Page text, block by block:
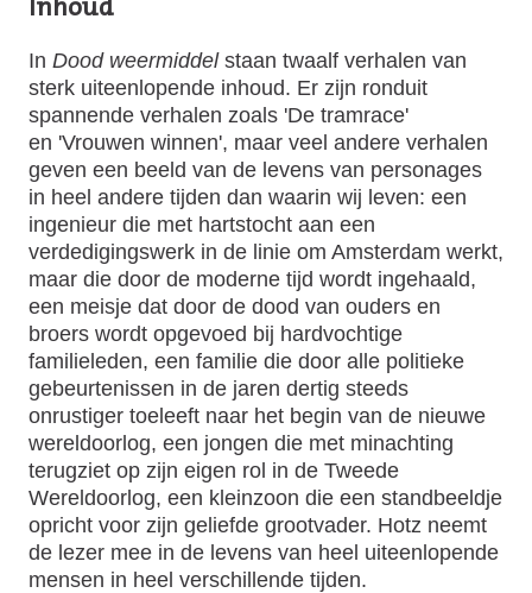
Inhoud
In Dood weermiddel staan twaalf verhalen van
sterk uiteenlopende inhoud. Er zijn ronduit
spannende verhalen zoals 'De tramrace'
en 'Vrouwen winnen', maar veel andere verhalen
geven een beeld van de levens van personages
in heel andere tijden dan waarin wij leven: een
ingenieur die met hartstocht aan een
verdedigingswerk in de linie om Amsterdam werkt,
maar die door de moderne tijd wordt ingehaald,
een meisje dat door de dood van ouders en
broers wordt opgevoed bij hardvochtige
familieleden, een familie die door alle politieke
gebeurtenissen in de jaren dertig steeds
onrustiger toeleeft naar het begin van de nieuwe
wereldoorlog, een jongen die met minachting
terugziet op zijn eigen rol in de Tweede
Wereldoorlog, een kleinzoon die een standbeeldje
opricht voor zijn geliefde grootvader. Hotz neemt
de lezer mee in de levens van heel uiteenlopende
mensen in heel verschillende tijden.